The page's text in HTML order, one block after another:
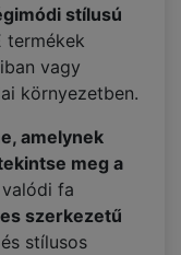
stílusú
termékek
vagy
környezetben.
amelynek
meg a
fa
szerkezetű
stílusos